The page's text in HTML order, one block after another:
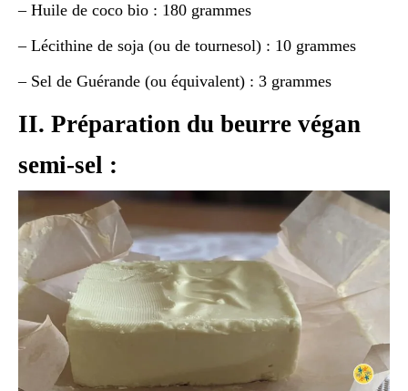
– Huile de coco bio : 180 grammes
– Lécithine de soja (ou de tournesol) : 10 grammes
– Sel de Guérande (ou équivalent) : 3 grammes
II. Préparation du beurre végan
semi-sel :